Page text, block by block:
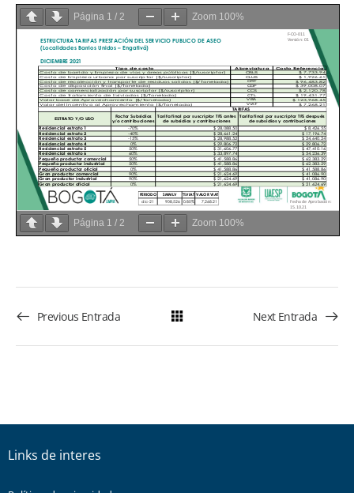
Página 1 / 2 Zoom 100%
Página 1 / 2 Zoom 100%
Previous Entrada Next Entrada
Links de interes